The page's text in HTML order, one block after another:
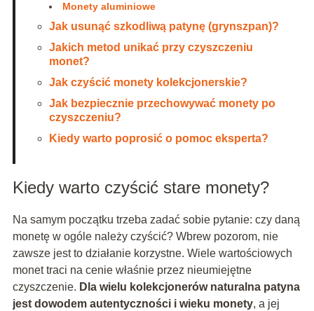
Monety aluminiowe
Jak usunąć szkodliwą patynę (grynszpan)?
Jakich metod unikać przy czyszczeniu
monet?
Jak czyścić monety kolekcjonerskie?
Jak bezpiecznie przechowywać monety po
czyszczeniu?
Kiedy warto poprosić o pomoc eksperta?
Kiedy warto czyścić stare monety?
Na samym początku trzeba zadać sobie pytanie: czy daną
monetę w ogóle należy czyścić? Wbrew pozorom, nie
zawsze jest to działanie korzystne. Wiele wartościowych
monet traci na cenie właśnie przez nieumiejętne
czyszczenie. Dla wielu kolekcjonerów naturalna patyna
jest dowodem autentyczności i wieku monety, a jej